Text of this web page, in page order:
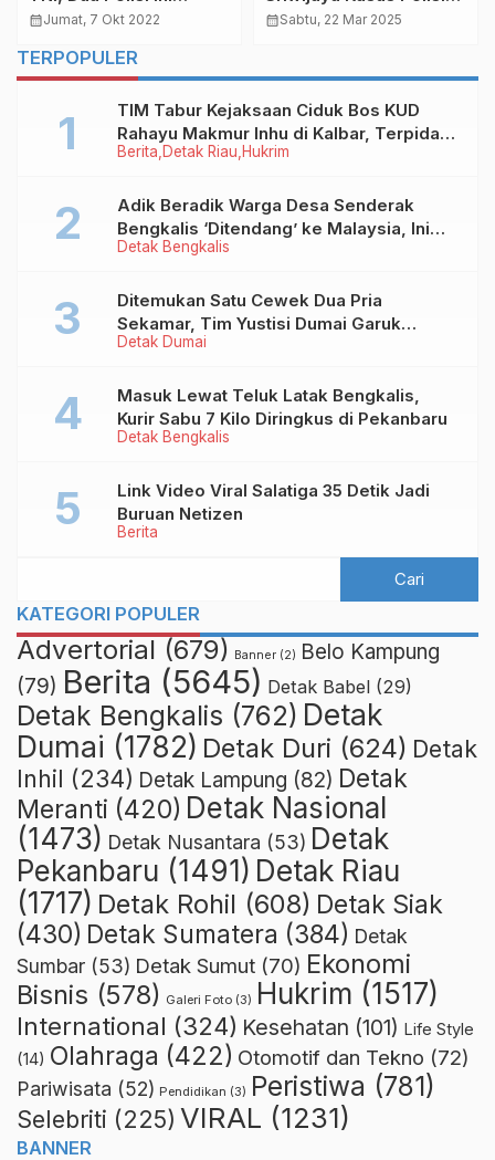
Dipecat
calendar_monthJumat, 7 Okt 2022
Gugur di Arena Sabung
Negara Batin Terima
Setoran!
calendar_monthSabtu, 22 Mar 2025
TERPOPULER
Berita Detak Riau Hukrim
TIM Tabur Kejaksaan Ciduk Bos KUD
Rahayu Makmur Inhu di Kalbar, Terpidana
Kredit Fiktif Rp2,8 M
Detak Bengkalis
Adik Beradik Warga Desa Senderak
Bengkalis ‘Ditendang’ ke Malaysia, Ini
Sebabnya!
Detak Dumai
Ditemukan Satu Cewek Dua Pria
Sekamar, Tim Yustisi Dumai Garuk
Puluhan Pasangan Mesum
Detak Bengkalis
Masuk Lewat Teluk Latak Bengkalis,
Kurir Sabu 7 Kilo Diringkus di Pekanbaru
Berita
Link Video Viral Salatiga 35 Detik Jadi
Buruan Netizen
KATEGORI POPULER
Advertorial (679) Banner (2) Belo Kampung
(79) Berita (5645) Detak Babel (29)
Detak Bengkalis (762) Detak
Dumai (1782) Detak Duri (624) Detak
Inhil (234) Detak Lampung (82) Detak
Meranti (420) Detak Nasional
(1473) Detak Nusantara (53) Detak
Pekanbaru (1491) Detak Riau
(1717) Detak Rohil (608) Detak Siak
(430) Detak Sumatera (384) Detak
Sumbar (53) Detak Sumut (70) Ekonomi
Bisnis (578) Galeri Foto (3) Hukrim (1517)
International (324) Kesehatan (101) Life Style
(14) Olahraga (422) Otomotif dan Tekno (72)
Pariwisata (52) Pendidikan (3) Peristiwa (781)
Selebriti (225) VIRAL (1231)
BANNER